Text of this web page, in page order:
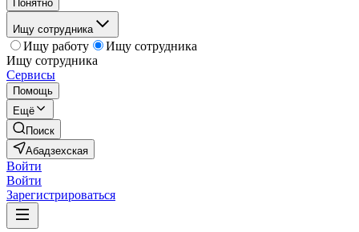
Понятно
Ищу сотрудника
Ищу работу
Ищу сотрудника
Ищу сотрудника
Сервисы
Помощь
Ещё
Поиск
Абадзехская
Войти
Войти
Зарегистрироваться